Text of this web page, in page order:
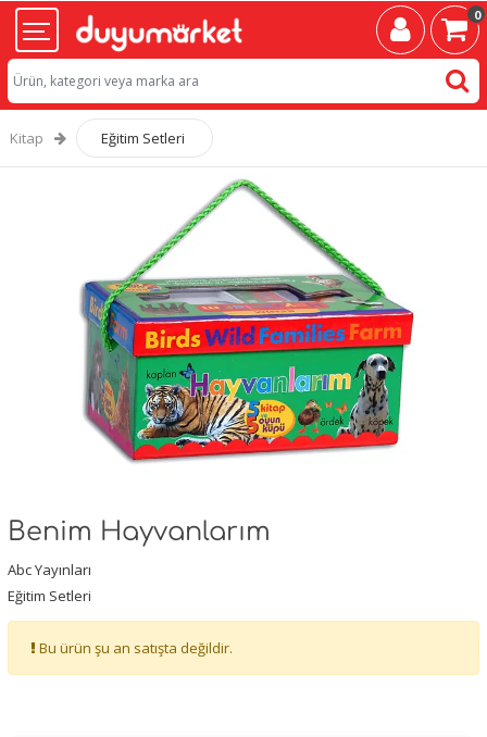
0
Kitap Eğitim Setleri
Benim Hayvanlarım
Abc Yayınları
Eğitim Setleri
Bu ürün şu an satışta değildir.